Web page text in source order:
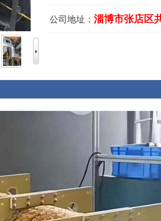
公司地址： 淄博市张店区